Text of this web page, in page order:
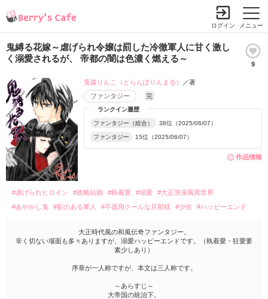
メニュー
ログイン
鬼縛る花嫁～虐げられ令嬢は罰した冷徹軍人に甘く激し
く溺愛されるが、 帝都の闇は色濃く燃える～
9
作品情報
ランクイン履歴
ファンタジー（総合） 38位（2025/06/07）
ファンタジー 15位（2025/06/07）
ファンタジー 完
兎森りんこ（とらんぽりんまる） ／著
#虐げられヒロイン #政略結婚 #執着愛 #溺愛
#大正浪漫風異世界
#あやかし鬼
#影のある軍人 #不器用クールな旦那様 #少佐 #ハッピーエンド
大正時代風の和風伝奇ファンタジー。
辛く切ない場面も多々ありますが、溺愛ハッピーエンドです。（執着愛・狂愛要
素少しあり）
序章が一人称ですが、本文は三人称です。
～あらすじ～
大帝国の統治下。